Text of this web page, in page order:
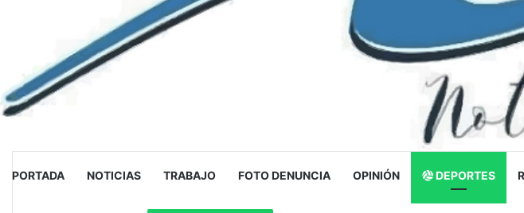
PORTADA NOTICIAS TRABAJO FOTO DENUNCIA OPINIÓN DEPORTES